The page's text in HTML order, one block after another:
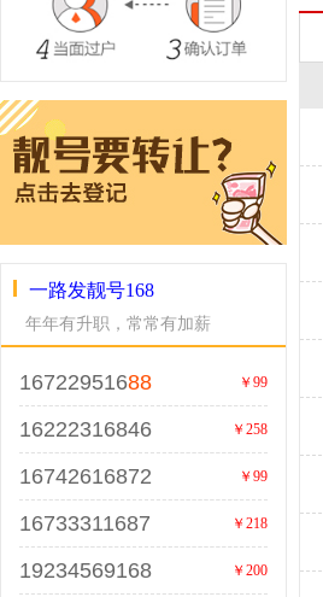
一路发靓号168
年年有升职，常常有加薪
16722951688 ￥99
16222316846 ￥258
16742616872 ￥99
16733311687 ￥218
19234569168 ￥200